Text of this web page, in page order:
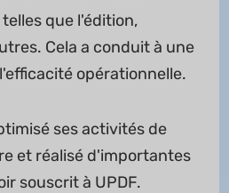
que l'édition,
Cela a conduit à une
opérationnelle.
ses activités de
et réalisé d'importantes
souscrit à UPDF.